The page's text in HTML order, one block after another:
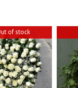
of stock